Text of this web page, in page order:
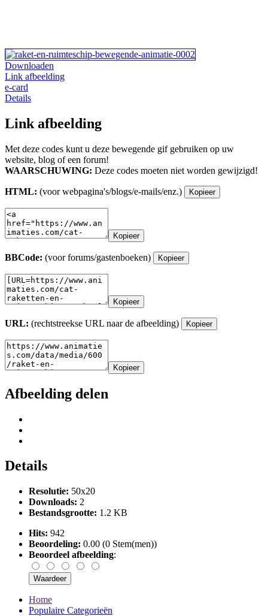
Downloaden
Link afbeelding
e-card
Details
Link afbeelding
Met deze codes kunt u deze bewegende gif gebruiken op uw
website, blog of een forum!
WAARSCHUWING: Deze codes moeten niet worden gewijzigd!
HTML: (voor webpagina's/blogs/e-mails/enz.) Kopieer
Kopieer
BBCode: (voor forums/gastenboeken) Kopieer
Kopieer
URL: (rechtstreekse URL naar de afbeelding) Kopieer
Kopieer
Afbeelding delen
Details
Resolutie: 50x20
Downloads: 2
Bestandsgrootte: 1.2 KB
Hits: 942
Beoordeling: 0.00 (0 Stem(men))
Beoordeel afbeelding:
Home
Populaire Categorieën